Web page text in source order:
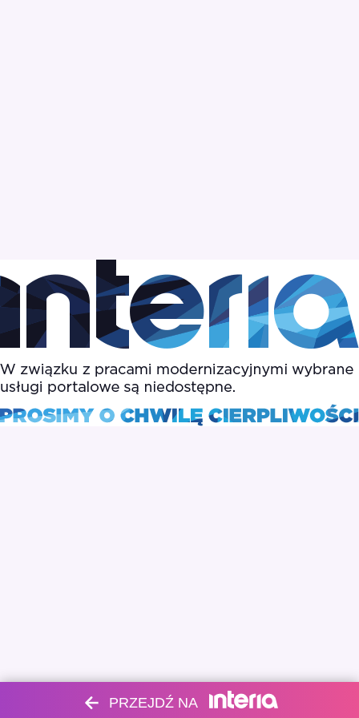
PRZEJDŹ NA